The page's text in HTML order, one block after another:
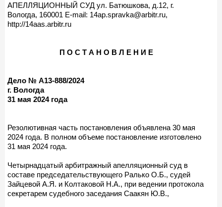
АПЕЛЛЯЦИОННЫЙ СУД ул. Батюшкова, д.12, г.
Вологда, 160001 E-mail: 14ap.spravka@arbitr.ru,
http://14aas.arbitr.ru
П О С Т А Н О В Л Е Н И Е
Дело № А13-888/2024
г. Вологда
31 мая 2024 года
Резолютивная часть постановления объявлена 30 мая
2024 года. В полном объеме постановление изготовлено
31 мая 2024 года.
Четырнадцатый арбитражный апелляционный суд в
составе председательствующего Ралько О.Б., судей
Зайцевой А.Я. и Колтаковой Н.А., при ведении протокола
секретарем судебного заседания Саакян Ю.В.,